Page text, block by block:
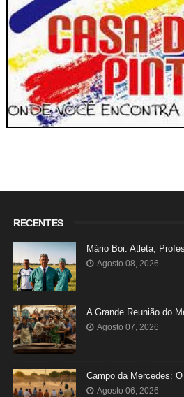
RECENTES
Mário Boi: Atleta,
Agosto 08, 2026
A Grande Reunião do
Agosto 07, 2026
Campo da Mercedes:
Agosto 06, 2026